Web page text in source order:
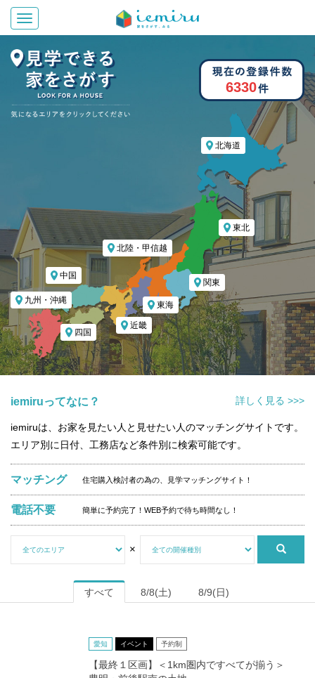
Toggle navigation
6330
北海道
東北
北陸・甲信越
関東
東海
近畿
中国
四国
九州・沖縄
iemiruってなに？ 詳しく見る >>>
iemiruは、お家を見たい人と見せたい人のマッチングサイトです。
エリア別に日付、工務店など条件別に検索可能です。
マッチング 住宅購入検討者の為の、見学マッチングサイト！
電話不要 簡単に予約完了！WEB予約で待ち時間なし！
×
すべて 8/8(土) 8/9(日)
愛知 イベント 予約制
【最終１区画】＜1km圏内ですべてが揃う＞